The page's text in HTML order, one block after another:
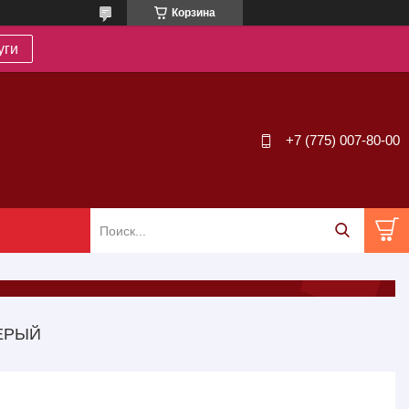
Корзина
+7 (775) 007-80-00